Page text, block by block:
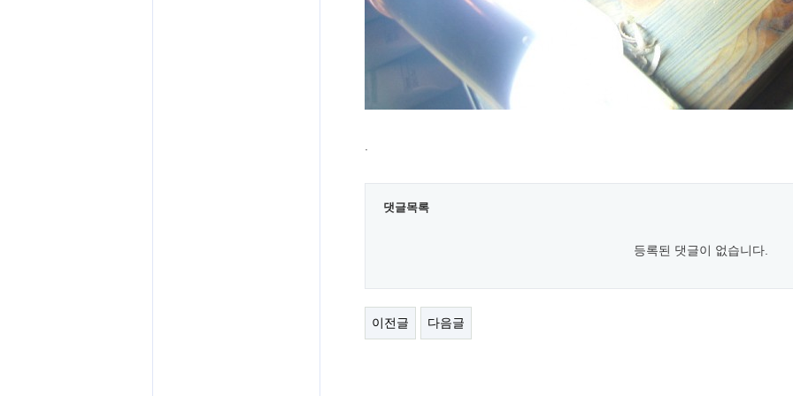
댓글목록
등록된 댓글이 없습니다.
이전글 다음글